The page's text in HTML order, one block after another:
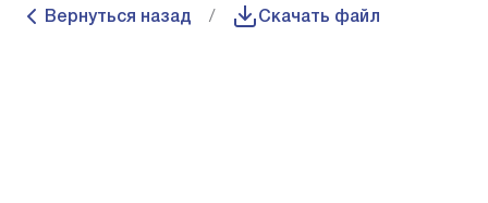
Вернуться назад Скачать файл